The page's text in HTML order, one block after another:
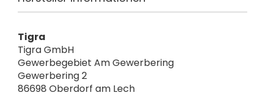
Tigra
Tigra GmbH
Gewerbegebiet Am Gewerbering
Gewerbering 2
86698 Oberdorf am Lech